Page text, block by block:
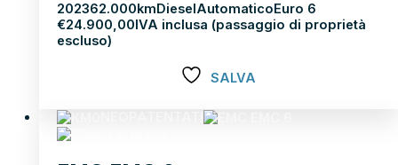
202362.000kmDieselAutomaticoEuro 6
€24.900,00IVA inclusa (passaggio di proprietà
escluso)
SALVA